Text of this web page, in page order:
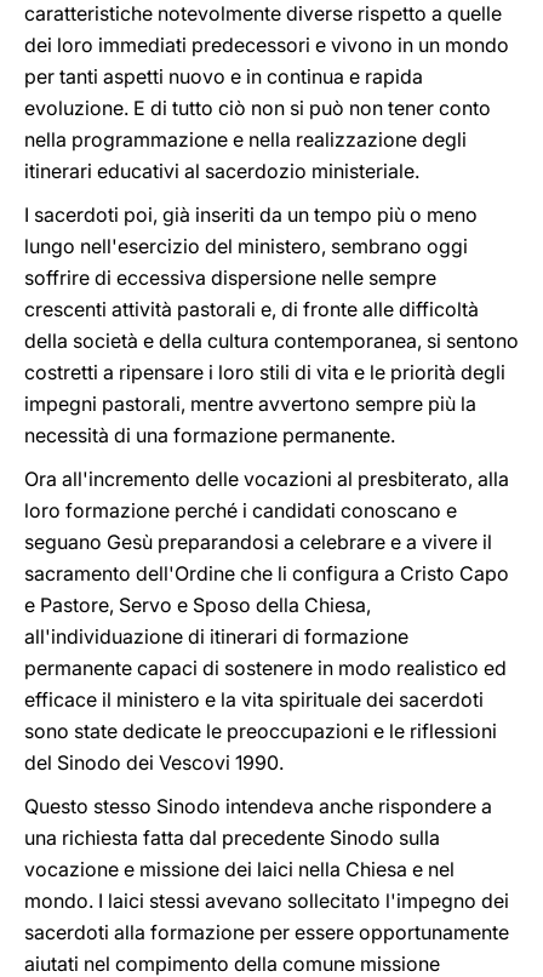
caratteristiche notevolmente diverse rispetto a quelle
dei loro immediati predecessori e vivono in un mondo
per tanti aspetti nuovo e in continua e rapida
evoluzione. E di tutto ciò non si può non tener conto
nella programmazione e nella realizzazione degli
itinerari educativi al sacerdozio ministeriale.
I sacerdoti poi, già inseriti da un tempo più o meno
lungo nell'esercizio del ministero, sembrano oggi
soffrire di eccessiva dispersione nelle sempre
crescenti attività pastorali e, di fronte alle difficoltà
della società e della cultura contemporanea, si sentono
costretti a ripensare i loro stili di vita e le priorità degli
impegni pastorali, mentre avvertono sempre più la
necessità di una formazione permanente.
Ora all'incremento delle vocazioni al presbiterato, alla
loro formazione perché i candidati conoscano e
seguano Gesù preparandosi a celebrare e a vivere il
sacramento dell'Ordine che li configura a Cristo Capo
e Pastore, Servo e Sposo della Chiesa,
all'individuazione di itinerari di formazione
permanente capaci di sostenere in modo realistico ed
efficace il ministero e la vita spirituale dei sacerdoti
sono state dedicate le preoccupazioni e le riflessioni
del Sinodo dei Vescovi 1990.
Questo stesso Sinodo intendeva anche rispondere a
una richiesta fatta dal precedente Sinodo sulla
vocazione e missione dei laici nella Chiesa e nel
mondo. I laici stessi avevano sollecitato l'impegno dei
sacerdoti alla formazione per essere opportunamente
aiutati nel compimento della comune missione